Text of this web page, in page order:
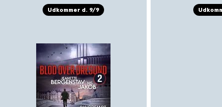
Udkommer d. 9/9